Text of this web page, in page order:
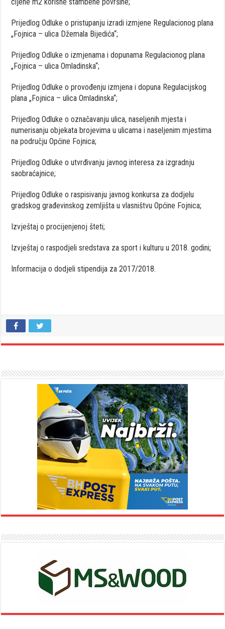
Prijedlog Odluke o pristupanju izradi izmjene Regulacionog plana
„Fojnica – ulica Džemala Bijedića“;
Prijedlog Odluke o izmjenama i dopunama Regulacionog plana
„Fojnica – ulica Omladinska“;
Prijedlog Odluke o provođenju izmjena i dopuna Regulacijskog
plana „Fojnica – ulica Omladinska“;
Prijedlog Odluke o označavanju ulica, naseljenih mjesta i
numerisanju objekata brojevima u ulicama i naseljenim mjestima
na području Općine Fojnica;
Prijedlog Odluke o utvrđivanju javnog interesa za izgradnju
saobraćajnice;
Prijedlog Odluke o raspisivanju javnog konkursa za dodjelu
gradskog građevinskog zemljišta u vlasništvu Općine Fojnica;
Izvještaj o procijenjenoj šteti;
Izvještaj o raspodjeli sredstava za sport i kulturu u 2018. godini;
Informacija o dodjeli stipendija za 2017/2018.